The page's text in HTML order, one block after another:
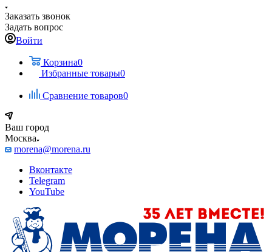
Заказать звонок
Задать вопрос
Войти
Корзина0
Избранные товары0
Сравнение товаров0
Ваш город
Москва
morena@morena.ru
Вконтакте
Telegram
YouTube